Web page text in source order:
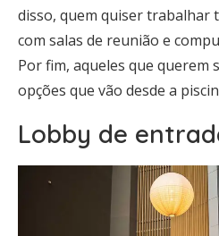
disso, quem quiser trabalhar
com salas de reunião e
Por fim, aqueles que querem
opções que vão desde a
Lobby de